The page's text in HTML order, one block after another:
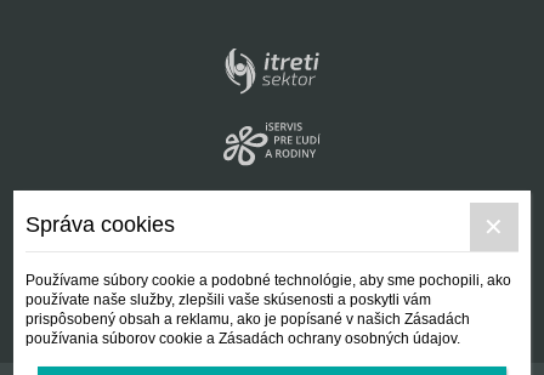
Správa cookies
Používame súbory cookie a podobné technológie, aby sme pochopili, ako
používate naše služby, zlepšili vaše skúsenosti a poskytli vám
prispôsobený obsah a reklamu, ako je popísané v našich Zásadách
používania súborov cookie a Zásadách ochrany osobných údajov.